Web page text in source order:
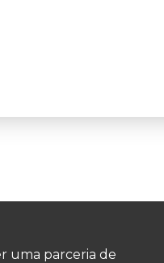
uma parceria de